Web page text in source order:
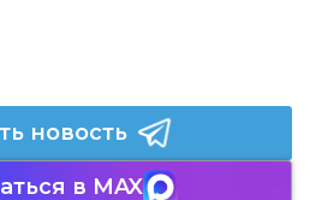
новость
в MAX